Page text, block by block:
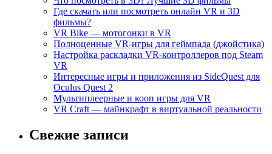
Где скачать или посмотреть онлайн VR и 3D
фильмы?
VR Bike — мотогонки в VR
Полноценные VR-игры для геймпада (джойстика)
Настройка раскладки VR-контроллеров под Steam
VR
Интересные игры и приложения из SideQuest для
Oculus Quest 2
Мультиплеерные и кооп игры для VR
VR Craft — майнкрафт в виртуальной реальности
Свежие записи